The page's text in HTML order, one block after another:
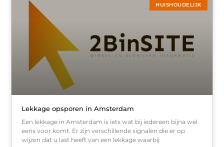
HUISHOUDELIJK
Lekkage opsporen in Amsterdam
Een lekkage in Amsterdam is iets wat bij iedereen bijna wel
eens voor komt. Er zijn verschillende signalen die er op
wijzen dat u last heeft van een lekkage waarbij